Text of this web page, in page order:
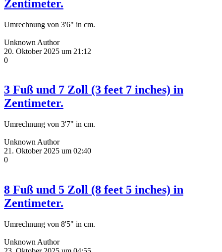
Zentimeter.
Umrechnung von 3'6" in cm.
Unknown Author
20. Oktober 2025 um 21:12
0
3 Fuß und 7 Zoll (3 feet 7 inches) in
Zentimeter.
Umrechnung von 3'7" in cm.
Unknown Author
21. Oktober 2025 um 02:40
0
8 Fuß und 5 Zoll (8 feet 5 inches) in
Zentimeter.
Umrechnung von 8'5" in cm.
Unknown Author